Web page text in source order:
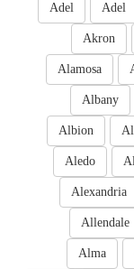
Adel
Adel
Akron
Alamosa
Albany
Albion
Aledo
Alexandria
Allendale
Alma